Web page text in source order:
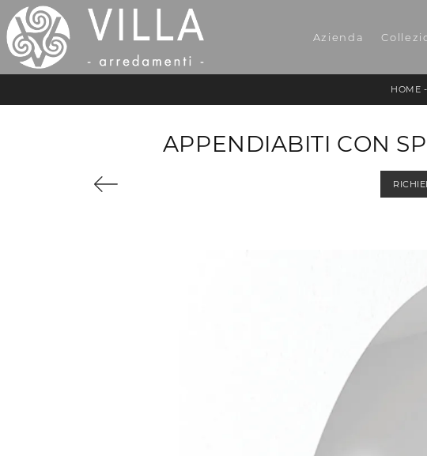
Azienda
HOME -
APPENDIABITI CON